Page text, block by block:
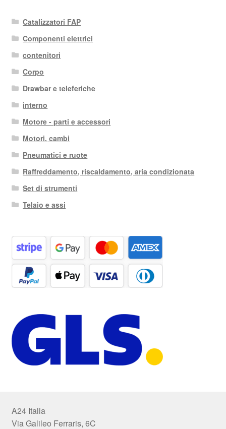
Catalizzatori FAP
Componenti elettrici
contenitori
Corpo
Drawbar e teleferiche
interno
Motore - parti e accessori
Motori, cambi
Pneumatici e ruote
Raffreddamento, riscaldamento, aria condizionata
Set di strumenti
Telaio e assi
A24 Italia
Via Galileo Ferraris, 6C